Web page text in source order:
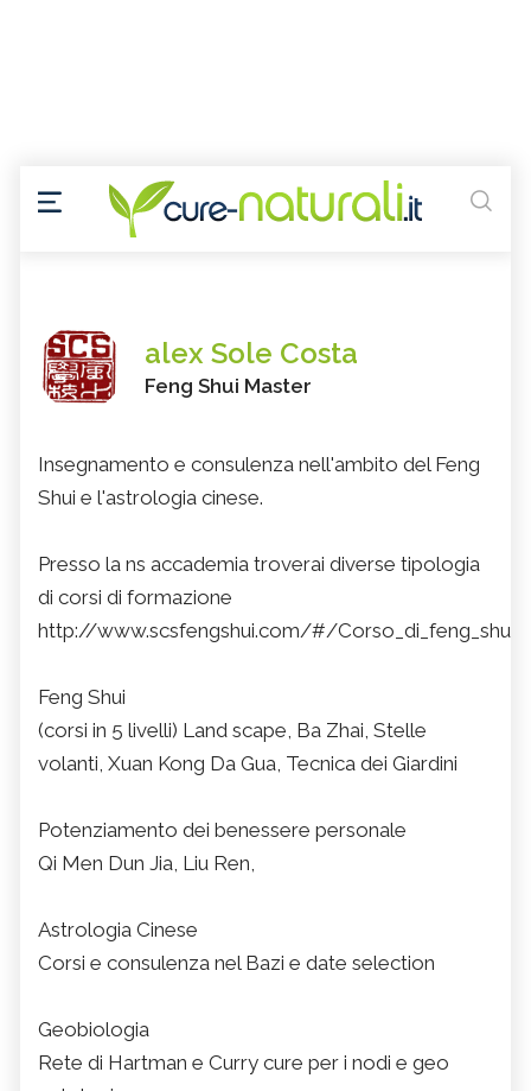
alex Sole Costa
Feng Shui Master
Insegnamento e consulenza nell'ambito del Feng
Shui e l'astrologia cinese.
Presso la ns accademia troverai diverse tipologia
di corsi di formazione
http://www.scsfengshui.com/#/Corso_di_feng_shui/
Feng Shui
(corsi in 5 livelli) Land scape, Ba Zhai, Stelle
volanti, Xuan Kong Da Gua, Tecnica dei Giardini
Potenziamento dei benessere personale
Qi Men Dun Jia, Liu Ren,
Astrologia Cinese
Corsi e consulenza nel Bazi e date selection
Geobiologia
Rete di Hartman e Curry cure per i nodi e geo